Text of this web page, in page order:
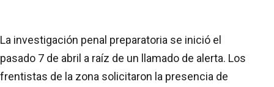
La investigación penal preparatoria se inició el
pasado 7 de abril a raíz de un llamado de alerta. Los
frentistas de la zona solicitaron la presencia de